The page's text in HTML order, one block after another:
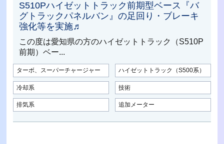
S510Pハイゼットトラック前期型ベース『バ
グトラックパネルバン』の足回り・ブレーキ
強化等を実施♬
この度は愛知県の方のハイゼットトラック（S510P
前期）ベー...
ターボ、スーパーチャージャー ハイゼットトラック（S500系）
冷却系 技術
排気系 追加メーター